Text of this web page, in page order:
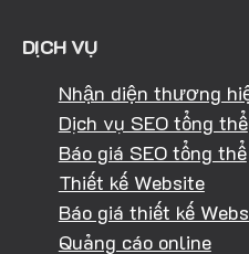
DỊCH VỤ
Nhận diện thương
Dịch vụ SEO tổng thể
Báo giá SEO tổng thể
Thiết kế Website
Báo giá thiết kế
Quảng cáo online